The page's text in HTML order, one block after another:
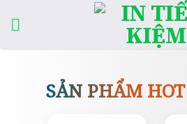
SẢN PHẨM HOT